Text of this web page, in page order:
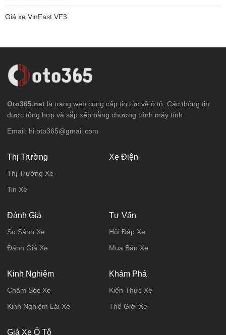
Giá xe VinFast VF3
Oto365.net là trang web cung cấp tin tức về ô tô. Các thông tin
được tổng hợp và sắp xếp bằng chương trình máy tính
Email: hi.oto365@gmail.com
Thị Trường
Thị Trường Xe
Tin Xe
Xe Điện
Đánh Giá
So Sánh Xe
Đánh Giá Xe
Tư Vấn
Hỏi Đáp Xe
Mua Bán Xe
Kinh Nghiệm
Chăm Sóc Xe
Kinh Nghiệm Lái Xe
Khám Phá
Kiến Thức Xe
Thế Giới Xe
Giá Xe Ô Tô